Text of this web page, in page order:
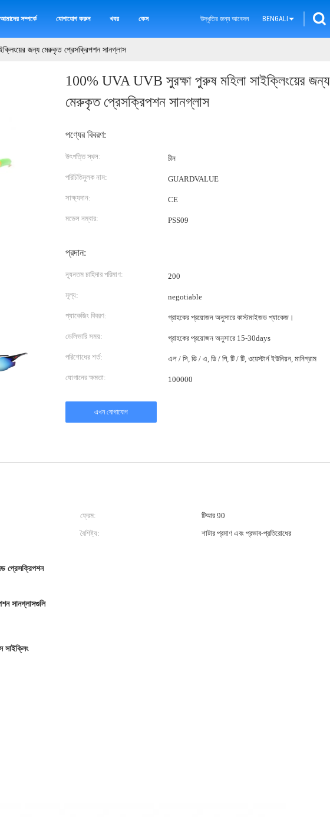
আমাদের সম্পর্কে যোগাযোগ করুন খবর কেস উদ্ধৃতির জন্য আবেদন BENGALI
জন্য মেরুকৃত প্রেসক্রিপশন সানগ্লাস
100% UVA UVB সুরক্ষা পুরুষ মহিলা সাইক্লিংয়ের জন্য
মেরুকৃত প্রেসক্রিপশন সানগ্লাস
পণ্যের বিবরণ:
উৎপত্তি স্থল: চীন
পরিচিতিমুলক নাম: GUARDVALUE
সাক্ষ্যদান: CE
মডেল নম্বার: PSS09
প্রদান:
ন্যূনতম চাহিদার পরিমাণ: 200
মূল্য: negotiable
প্যাকেজিং বিবরণ: গ্রাহকের প্রয়োজন অনুসারে কাস্টমাইজড প্যাকেজ।
ডেলিভারি সময়: গ্রাহকের প্রয়োজন অনুসারে 15-30days
পরিশোধের শর্ত: এল / সি, ডি / এ, ডি / পি, টি / টি, ওয়েস্টার্ন ইউনিয়ন, মানিগ্রাম
যোগানের ক্ষমতা: 100000
এখন যোগাযোগ
ফ্রেম:
টিআর 90
বৈশিষ্ট্য:
শাটার প্রমাণ এবং প্রভাব-প্রতিরোধের
প্রেসক্রিপশন
সানগ্লাসগুলি
সাইক্লিং